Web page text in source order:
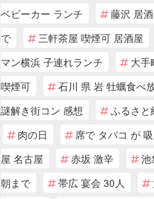
ベビーカー ランチ
藤沢 居
で
三軒茶屋 喫煙可 居酒屋
マン横浜 子連れランチ
大手
喫煙可
石川 県 岩 牡蠣食べ
謎解き街コン 感想
ふるさと
肉の日
席で タバコ が
屋 名古屋
赤坂 激辛
池
朝まで
帯広 宴会 30人